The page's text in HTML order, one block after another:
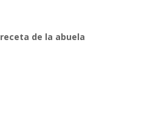
de la abuela